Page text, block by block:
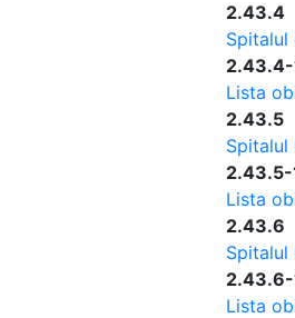
2.43.4
Spitalul
2.43.4-
Lista
2.43.5
Spitalul
2.43.5-
Lista
2.43.6
Spitalul
2.43.6-
Lista